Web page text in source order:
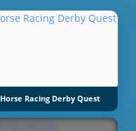
Horse Racing Derby Quest